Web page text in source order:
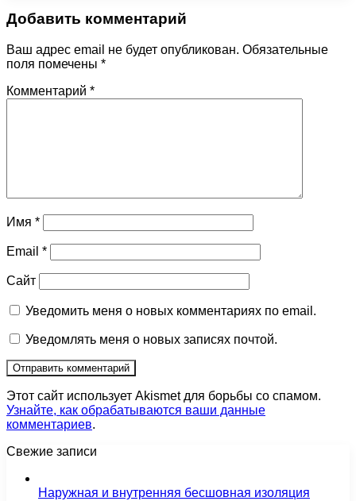
Добавить комментарий
Ваш адрес email не будет опубликован. Обязательные
поля помечены *
Комментарий *
Имя *
Email *
Сайт
Уведомить меня о новых комментариях по email.
Уведомлять меня о новых записях почтой.
Этот сайт использует Akismet для борьбы со спамом.
Узнайте, как обрабатываются ваши данные
комментариев.
Свежие записи
Наружная и внутренняя бесшовная изоляция